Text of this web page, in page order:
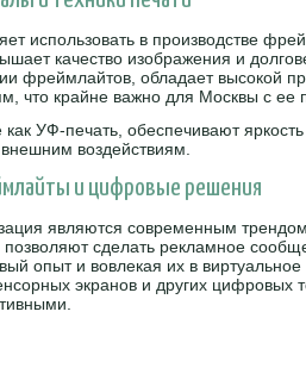
использовать в производстве
качество изображения и
фреймлайтов, обладает высокой
что крайне важно для Москвы с ее
УФ-печать, обеспечивают
воздействиям.
и цифровые решения
являются современным
сделать рекламное
опыт и вовлекая их в
экранов и других